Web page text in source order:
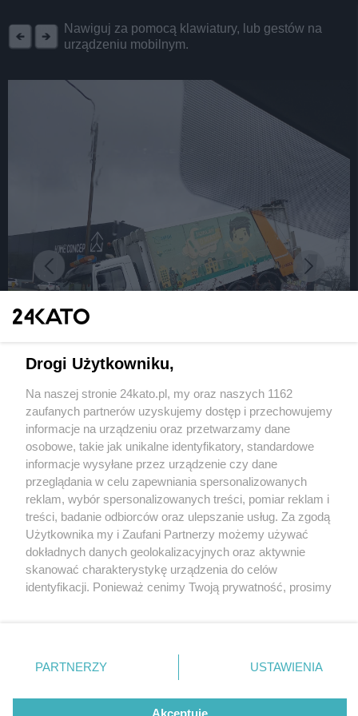
Nawiguj za pomocą klawiatury, lub gestów na
urządzeniu mobilnym.
fot: Fot. 112Katowice Służby Ratunkowe
Ups! Śmierciarka z katowickiego MPGK zaliczyła
zjazd ze skarpy do rowu. Utrudnienia na ul.
Smieciarka katowice 02
Wydawca mediów lokalnych
Nie zapomnij
zapoznać się z:
polityką prywatności regulamin korzystania z portali
Twojemiasto
Piekary Śląskie
Chorzów
Tarnowskie Góry
Gliwice
Skontakuj sięz nami
Kontakt
Wydawca
Redakcja
Drogi Użytkowniku,
Na naszej stronie 24kato.pl, my oraz naszych 1162
zaufanych partnerów uzyskujemy dostęp i przechowujemy
informacje na urządzeniu oraz przetwarzamy dane
osobowe, takie jak unikalne identyfikatory, standardowe
informacje wysyłane przez urządzenie czy dane
przeglądania w celu zapewniania spersonalizowanych
reklam, wybór spersonalizowanych treści, pomiar reklam i
treści, badanie odbiorców oraz ulepszanie usług. Za zgodą
Użytkownika my i Zaufani Partnerzy możemy używać
dokładnych danych geolokalizacyjnych oraz aktywnie
skanować charakterystykę urządzenia do celów
identyfikacji. Ponieważ cenimy Twoją prywatność, prosimy
prywatności znajdujący się w lewym dolnym rogu strony
. Niektóre rodzaje przetwarzania danych nie wymagają
zgody użytkownika, ale masz prawo sprzeciwić się
takiemu przetwarzaniu. Preferencje będą miały
PARTNERZY USTAWIENIA
Akceptuję